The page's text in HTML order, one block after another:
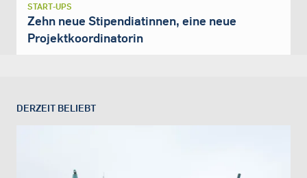
START-UPS
Zehn neue Stipendiatinnen, eine neue
Projektkoordinatorin
DERZEIT BELIEBT